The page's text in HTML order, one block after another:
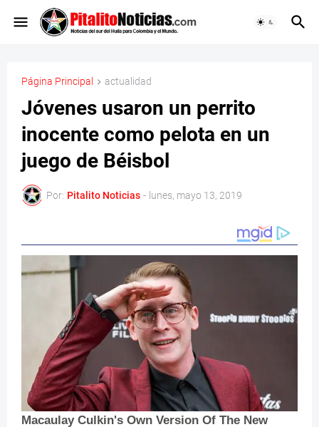
Página Principal actualidad
Jóvenes usaron un perrito
inocente como pelota en un
juego de Béisbol
Por: Pitalito Noticias - lunes, mayo 13, 2019